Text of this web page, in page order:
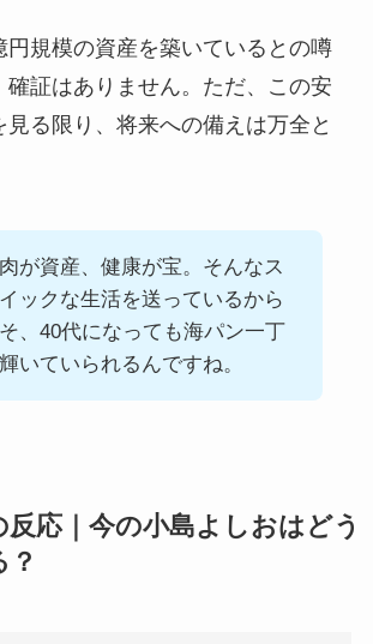
円規模の資産を築いているとの噂
確証はありません。ただ、この安
見る限り、将来への備えは万全と
が資産、健康が宝。そんなス
イックな生活を送っているから
、40代になっても海パン一丁
いていられるんですね。
応｜今の小島よしおはどう
？